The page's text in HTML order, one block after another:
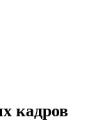
кадров